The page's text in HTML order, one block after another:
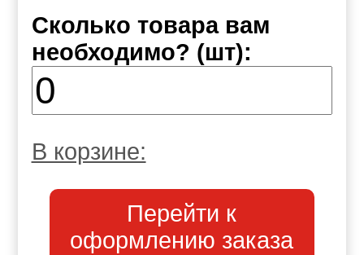
Сколько товара вам
необходимо? (шт):
В корзине:
Перейти к
оформлению заказа